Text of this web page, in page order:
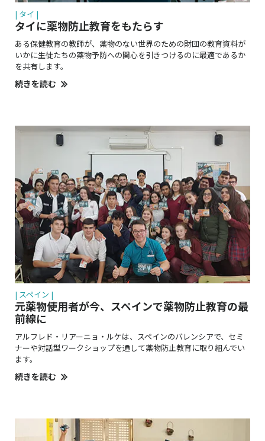
| タイ |
タイに薬物防止教育をもたらす
ある保健教育の教師が、薬物のない世界のための財団の教育資料が
いかに生徒たちの薬物予防への関心を引きつけるのに最適であるか
を共有します。
続きを読む
| スペイン |
元薬物使用者が今、スペインで薬物防止教育の最
前線に
アルフレド・リアーニョ・ルケは、スペインのバレンシアで、セミ
ナーや対話型ワークショップを通して薬物防止教育に取り組んでい
ます。
続きを読む